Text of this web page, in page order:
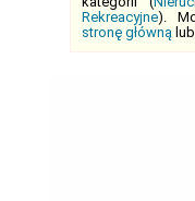
Rekreacyjne).
stronę główną